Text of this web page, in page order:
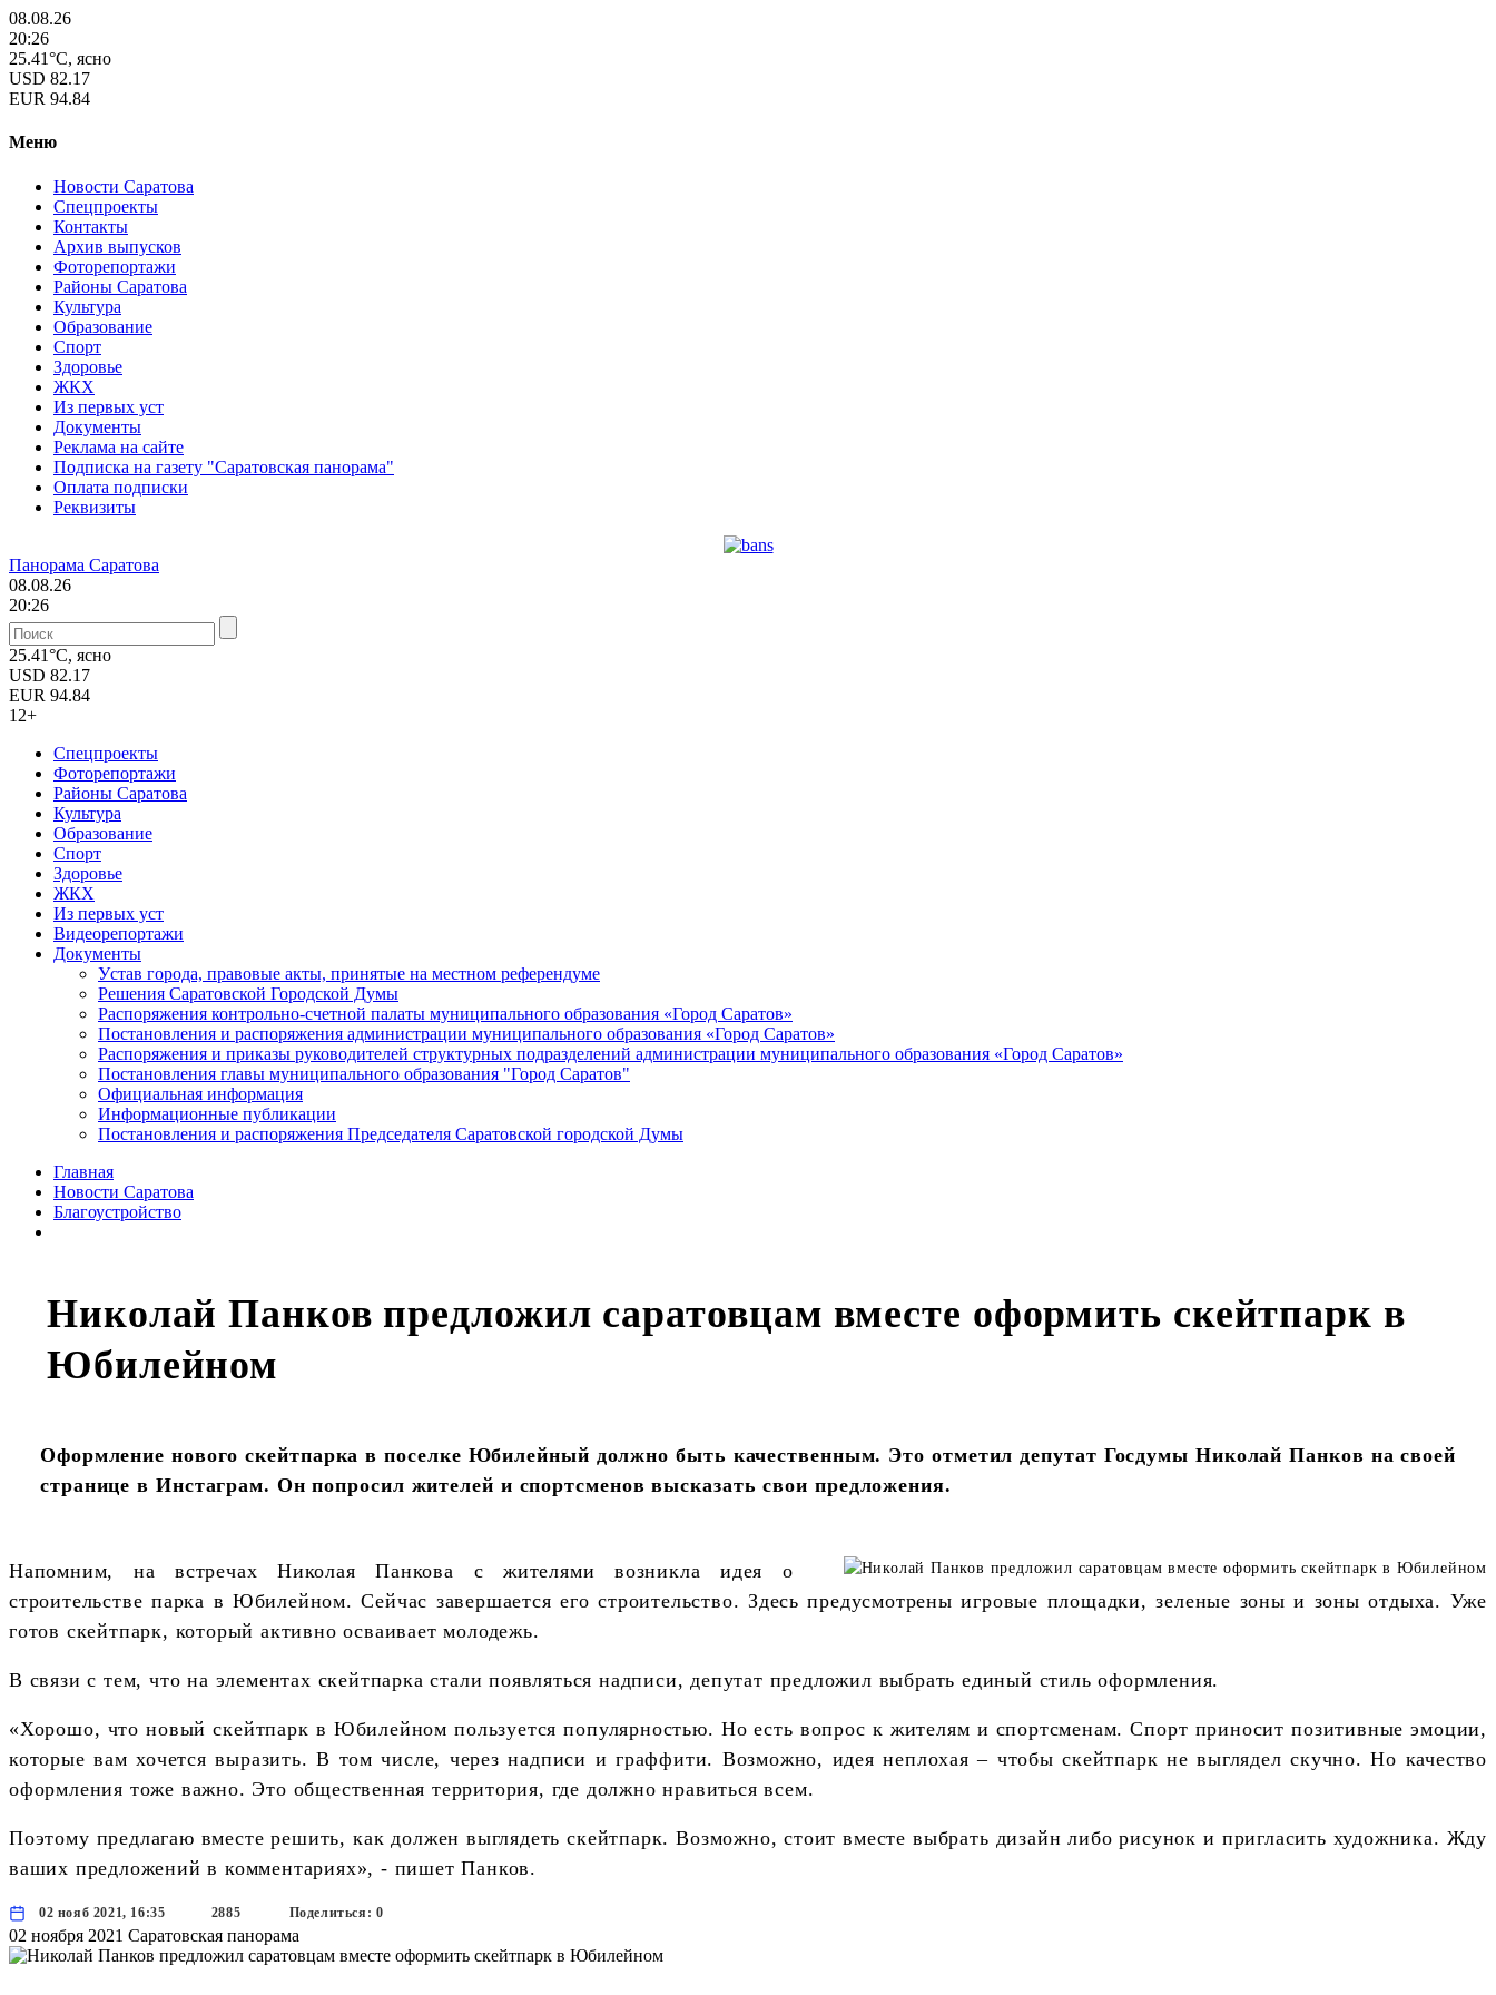
08.08.26
20:26
25.41°C, ясно
USD 82.17
EUR 94.84
Меню
Новости Саратова
Спецпроекты
Контакты
Архив выпусков
Фоторепортажи
Районы Саратова
Культура
Образование
Спорт
Здоровье
ЖКХ
Из пеpвых уст
Документы
Реклама на сайте
Подписка на газету "Саратовская панорама"
Оплата подписки
Реквизиты
Панорама Саратова
08.08.26
20:26
25.41°C, ясно
USD 82.17
EUR 94.84
12+
Спецпроекты
Фоторепортажи
Районы Саратова
Культура
Образование
Спорт
Здоровье
ЖКХ
Из пеpвых уст
Видеорепортажи
Документы
Уcтав города, правовые акты, принятые на местном референдуме
Решения Саратовской Городской Думы
Распоряжения контрольно-счетной палаты муниципального образования «Город Саратов»
Постановления и распоряжения администрации муниципального образования «Город Саратов»
Распоряжения и приказы руководителей структурных подразделений администрации муниципального образования «Город Саратов»
Постановления главы муниципального образования "Город Саратов"
Официальная информация
Информационные публикации
Постановления и распоряжения Председателя Саратовской городской Думы
Главная
Новости Саратова
Благоустройство
Николай Панков предложил саратовцам вместе оформить скейтпарк в
Юбилейном
Оформление нового скейтпарка в поселке Юбилейный должно быть качественным. Это отметил депутат Госдумы Николай Панков на своей
странице в Инстаграм. Он попросил жителей и спортсменов высказать свои предложения.
Напомним, на встречах Николая Панкова с жителями возникла идея о
строительстве парка в Юбилейном. Сейчас завершается его строительство. Здесь предусмотрены игровые площадки, зеленые зоны и зоны отдыха. Уже
готов скейтпарк, который активно осваивает молодежь.
В связи с тем, что на элементах скейтпарка стали появляться надписи, депутат предложил выбрать единый стиль оформления.
«Хорошо, что новый скейтпарк в Юбилейном пользуется популярностью. Но есть вопрос к жителям и спортсменам. Спорт приносит позитивные эмоции,
которые вам хочется выразить. В том числе, через надписи и граффити. Возможно, идея неплохая – чтобы скейтпарк не выглядел скучно. Но качество
оформления тоже важно. Это общественная территория, где должно нравиться всем.
Поэтому предлагаю вместе решить, как должен выглядеть скейтпарк. Возможно, стоит вместе выбрать дизайн либо рисунок и пригласить художника. Жду
ваших предложений в комментариях», - пишет Панков.
02 нояб 2021, 16:35 2885 Поделиться: 0
02 ноября 2021 Саратовская панорама